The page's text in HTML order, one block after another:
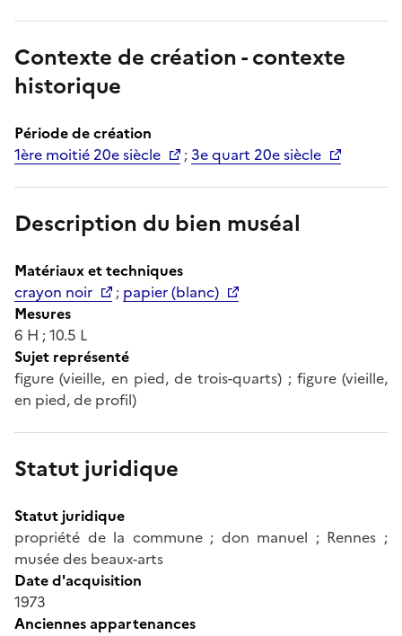
Contexte de création - contexte
historique
Période de création
1ère moitié 20e siècle
;3e quart 20e siècle
Description du bien muséal
Matériaux et techniques
crayon noir
; papier (blanc)
Mesures
6 H ; 10.5 L
Sujet représenté
figure (vieille, en pied, de trois-quarts) ; figure (vieille,
en pied, de profil)
Statut juridique
Statut juridique
propriété de la commune ; don manuel ; Rennes ;
musée des beaux-arts
Date d'acquisition
1973
Anciennes appartenances